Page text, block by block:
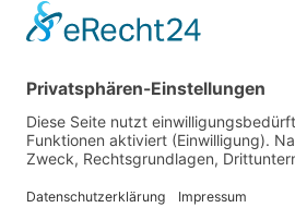
PARTNER